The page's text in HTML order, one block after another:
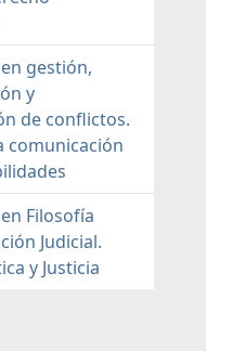
gestión,
y
de conflictos.
comunicación
Filosofía
Judicial.
y Justicia